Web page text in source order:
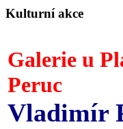
Kulturní akce
Galerie u
Peruc
Vladimír